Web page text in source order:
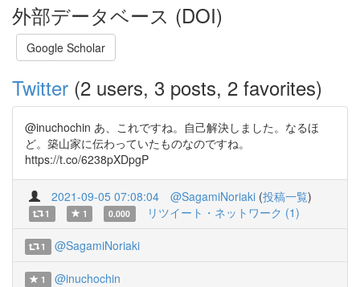
外部データベース (DOI)
Google Scholar
Twitter (2 users, 3 posts, 2 favorites)
@inuchochin あ、これですね。自己解決しました。なるほ
ど。築山家に伝わっていたものなのですね。
https://t.co/6238pXDpgP
2021-09-05 07:08:04 @SagamiNoriaki (投稿一覧)
1 1 0.000 リツイート・ネットワーク (1)
1 @SagamiNoriaki
1 @inuchochin